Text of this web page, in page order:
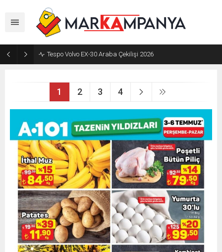
Tespo Volvo EX-30 Araba Çekilişi 2026
1 2 3 4